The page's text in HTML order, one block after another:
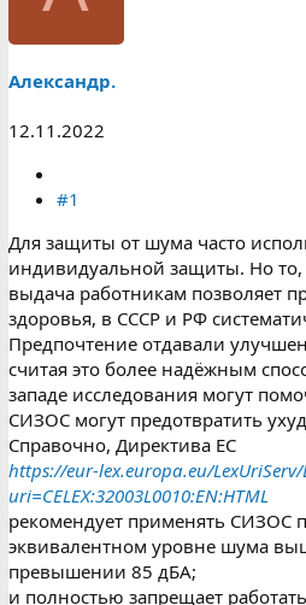
ы
Александр.
12.11.2022
#1
Для защиты от шума часто
индивидуальной защиты. Но то,
выдача работникам позволяет
здоровья, в СССР и РФ
Предпочтение отдавали
считая это более надёжным
западе исследования могут
СИЗОС могут предотвратить
Справочно, Директива ЕС
https://eur-lex.europa.eu/LexUriServ/
uri=CELEX:32003L0010:EN:HTML
рекомендует применять СИЗОС
эквивалентном уровне шума
превышении 85 дБА;
и полностью запрещает